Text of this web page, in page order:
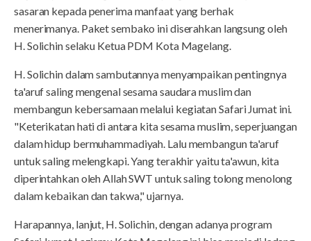
sasaran kepada penerima manfaat yang berhak
menerimanya. Paket sembako ini diserahkan langsung oleh
H. Solichin selaku Ketua PDM Kota Magelang.
H. Solichin dalam sambutannya menyampaikan pentingnya
ta'aruf saling mengenal sesama saudara muslim dan
membangun kebersamaan melalui kegiatan Safari Jumat ini.
"Keterikatan hati di antara kita sesama muslim, seperjuangan
dalam hidup bermuhammadiyah. Lalu membangun ta'aruf
untuk saling melengkapi. Yang terakhir yaitu ta'awun, kita
diperintahkan oleh Allah SWT untuk saling tolong menolong
dalam kebaikan dan takwa," ujarnya.
Harapannya, lanjut, H. Solichin, dengan adanya program